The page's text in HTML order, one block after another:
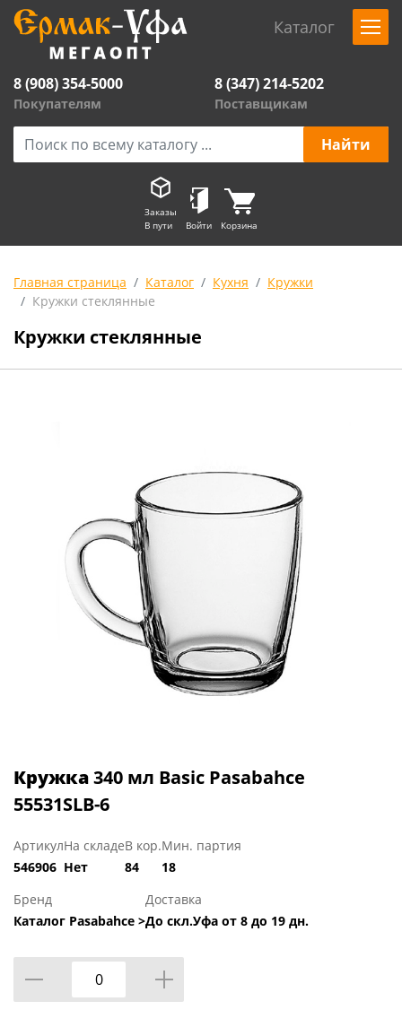
Каталог
8 (908) 354-5000
Покупателям
8 (347) 214-5202
Поставщикам
Заказы
В пути
Войти Корзина
Главная страница Каталог Кухня
Кружки
Кружки стеклянные
Кружки стеклянные
Кружка340 мл Basic Pasabahce
55531SLB-6
Артикул
546906
На складе
Нет
В кор.
84
Мин. партия
18
Бренд
Каталог Pasabahce >
Доставка
До скл.Уфа от 8 до 19 дн.